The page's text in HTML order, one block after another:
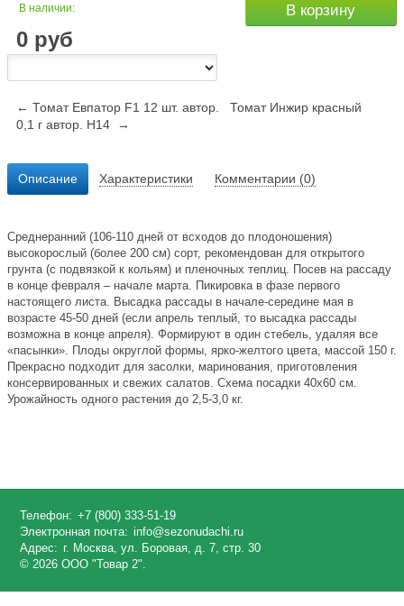
В наличии:
0 руб
В корзину
← Томат Евпатор F1 12 шт. автор.
Томат Инжир красный
0,1 г автор. Н14 →
Описание Характеристики Комментарии (0)
Среднеранний (106-110 дней от всходов до плодоношения)
высокорослый (более 200 см) сорт, рекомендован для открытого
грунта (с подвязкой к кольям) и пленочных теплиц. Посев на рассаду
в конце февраля – начале марта. Пикировка в фазе первого
настоящего листа. Высадка рассады в начале-середине мая в
возрасте 45-50 дней (если апрель теплый, то высадка рассады
возможна в конце апреля). Формируют в один стебель, удаляя все
«пасынки». Плоды округлой формы, ярко-желтого цвета, массой 150 г.
Прекрасно подходит для засолки, маринования, приготовления
консервированных и свежих салатов. Схема посадки 40х60 см.
Урожайность одного растения до 2,5-3,0 кг.
Телефон: +7 (800) 333-51-19
Электронная почта: info@sezonudachi.ru
Адрес: г. Москва, ул. Боровая, д. 7, стр. 30
© 2026 ООО "Товар 2".